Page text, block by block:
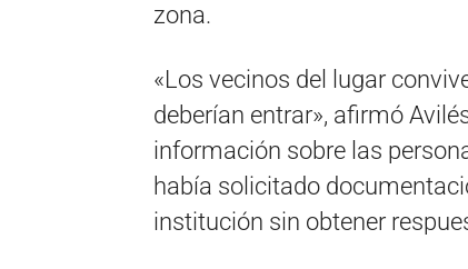
zona.
«Los vecinos del lugar
deberían entrar», afirmó
información sobre las
había solicitado
institución sin obtener